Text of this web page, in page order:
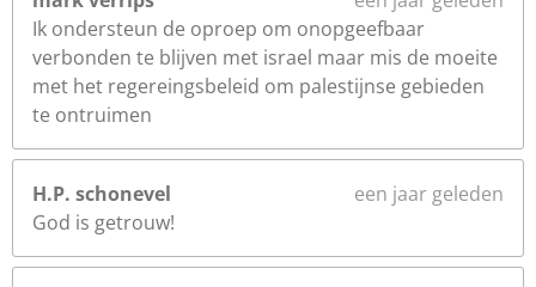
Ik ondersteun de oproep om onopgeefbaar
verbonden te blijven met israel maar mis de moeite
met het regereingsbeleid om palestijnse gebieden
te ontruimen
H.P. schonevel
een jaar geleden
God is getrouw!